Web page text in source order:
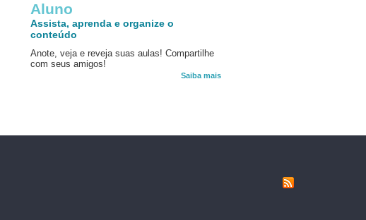
Aluno
Assista, aprenda e organize o
conteúdo
Anote, veja e reveja suas aulas! Compartilhe
com seus amigos!
Saiba mais